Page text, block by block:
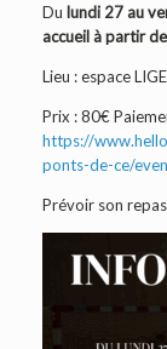
Du lundi 27 au
accueil à partir
Lieu : espace
Prix : 80€
https://
ponts-de-ce/
Prévoir son